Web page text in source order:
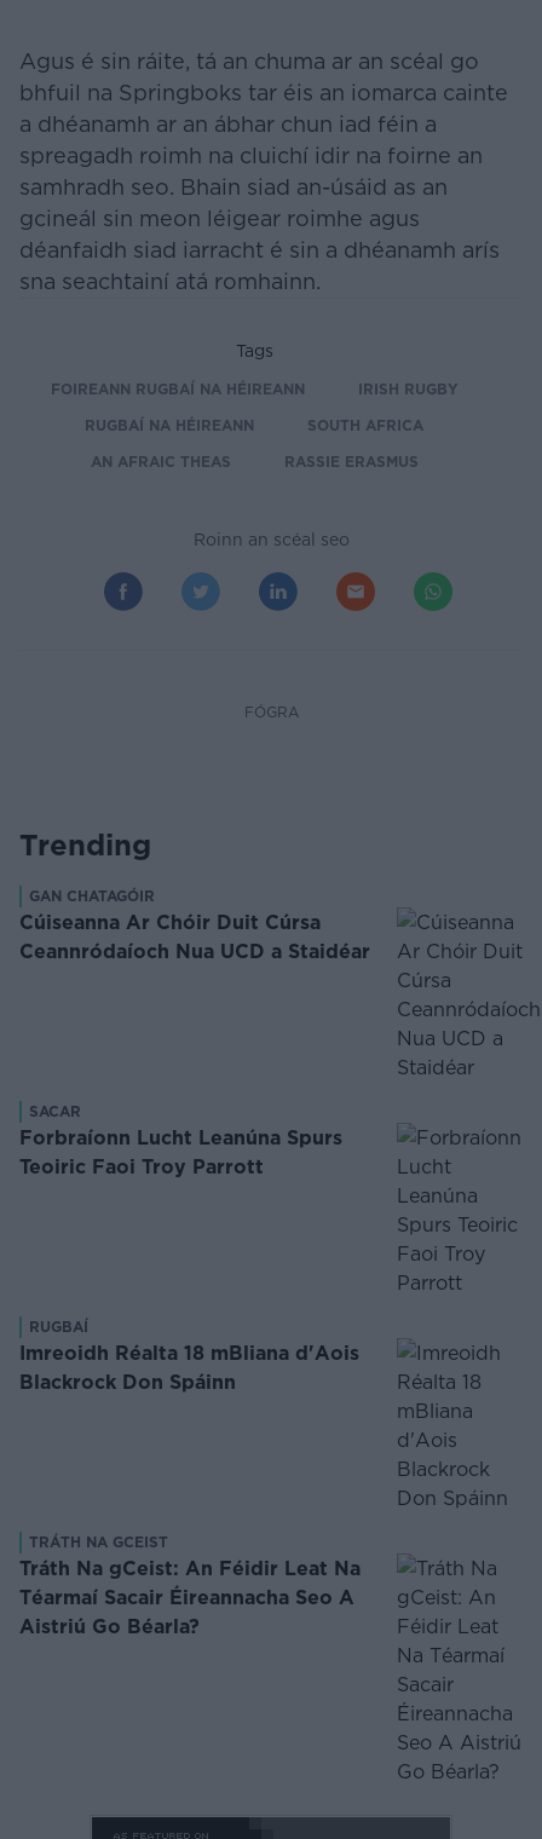
Agus é sin ráite, tá an chuma ar an scéal go
bhfuil na Springboks tar éis an iomarca cainte
a dhéanamh ar an ábhar chun iad féin a
spreagadh roimh na cluichí idir na foirne an
samhradh seo. Bhain siad an-úsáid as an
gcineál sin meon léigear roimhe agus
déanfaidh siad iarracht é sin a dhéanamh arís
sna seachtainí atá romhainn.
Tags
FOIREANN RUGBAÍ NA HÉIREANN IRISH RUGBY
RUGBAÍ NA HÉIREANN SOUTH AFRICA
AN AFRAIC THEAS RASSIE ERASMUS
Roinn an scéal seo
FÓGRA
Trending
GAN CHATAGÓIR
Cúiseanna Ar Chóir Duit Cúrsa
Ceannródaíoch Nua UCD a Staidéar
SACAR
Forbraíonn Lucht Leanúna Spurs
Teoiric Faoi Troy Parrott
RUGBAÍ
Imreoidh Réalta 18 mBliana d'Aois
Blackrock Don Spáinn
TRÁTH NA GCEIST
Tráth Na gCeist: An Féidir Leat Na
Téarmaí Sacair Éireannacha Seo A
Aistriú Go Béarla?